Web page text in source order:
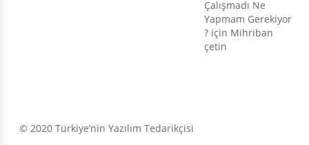
Çalışmadı Ne
Yapmam Gerekiyor
? için Mihriban
çetin
© 2020 Türkiye’nin Yazılım Tedarikçisi